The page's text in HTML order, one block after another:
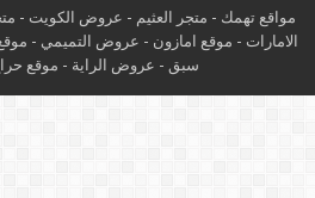
مواقع تهمك - متجر العثيم - عروض الكويت -
الامارات - موقع امازون - عروض التميمي - م
سبق - عروض الراية - موقع